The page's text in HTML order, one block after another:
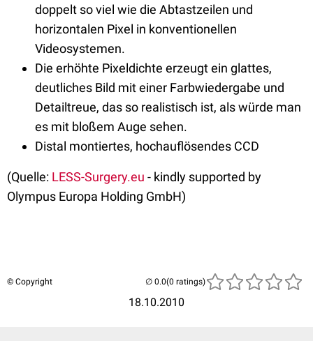
doppelt so viel wie die Abtastzeilen und
horizontalen Pixel in konventionellen
Videosystemen.
Die erhöhte Pixeldichte erzeugt ein glattes,
deutliches Bild mit einer Farbwiedergabe und
Detailtreue, das so realistisch ist, als würde man
es mit bloßem Auge sehen.
Distal montiertes, hochauflösendes CCD
(Quelle: LESS-Surgery.eu - kindly supported by
Olympus Europa Holding GmbH)
© Copyright
18.10.2010
(0 ratings)